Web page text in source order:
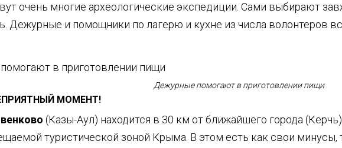
очень многие археологические экспедиции. Сами выбирают
Дежурные и помощники по лагерю и кухне из числа волонтеров
Дежурные помогают в приготовлении пищи
МОМЕНТ!
(Казы-Аул) находится в 30 км от ближайшего города
туристической зоной Крыма. В этом есть как свои